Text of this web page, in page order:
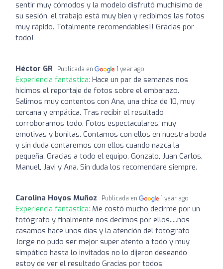
sentir muy cómodos y la modelo disfrutó muchísimo de
su sesión, el trabajo está muy bien y recibimos las fotos
muy rápido. Totalmente recomendables!! Gracias por
todo!
Héctor GR Publicada en 1 year ago
Experiencia fantástica: Hace un par de semanas nos
hicimos el reportaje de fotos sobre el embarazo.
Salimos muy contentos con Ana, una chica de 10, muy
cercana y empática. Tras recibir el resultado
corroboramos todo. Fotos espectaculares, muy
emotivas y bonitas. Contamos con ellos en nuestra boda
y sin duda contaremos con ellos cuando nazca la
pequeña. Gracias a todo el equipo, Gonzalo, Juan Carlos,
Manuel, Javi y Ana. Sin duda los recomendare siempre.
Carolina Hoyos Muñoz Publicada en 1 year ago
Experiencia fantástica: Me costó mucho decirme por un
fotógrafo y finalmente nos decimos por ellos.....nos
casamos hace unos días y la atención del fotógrafo
Jorge no pudo ser mejor super atento a todo y muy
simpático hasta lo invitados no lo dijeron deseando
estoy de ver el resultado Gracias por todos